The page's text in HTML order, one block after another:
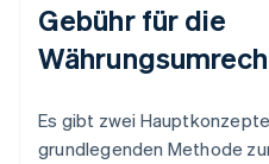
Gebühr für die
Es gibt zwei
grundlegenden Methode